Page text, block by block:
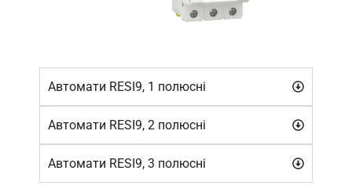
Автомати RESI9, 1 полюсні
Автомати RESI9, 2 полюсні
Автомати RESI9, 3 полюсні